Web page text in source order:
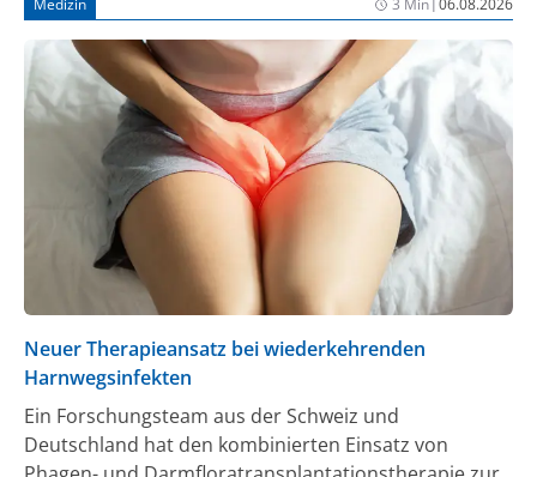
Weiterförderung mehrerer Zentren hat die Deutsche
Krebshilfe insgesamt 35,4 Millionen Euro für die
nächsten vier Jahre bereitgestellt.
Medizin 3 Min 06.08.2026
Neuer Therapieansatz bei wiederkehrenden
Harnwegsinfekten
Ein Forschungsteam aus der Schweiz und
Deutschland hat den kombinierten Einsatz von